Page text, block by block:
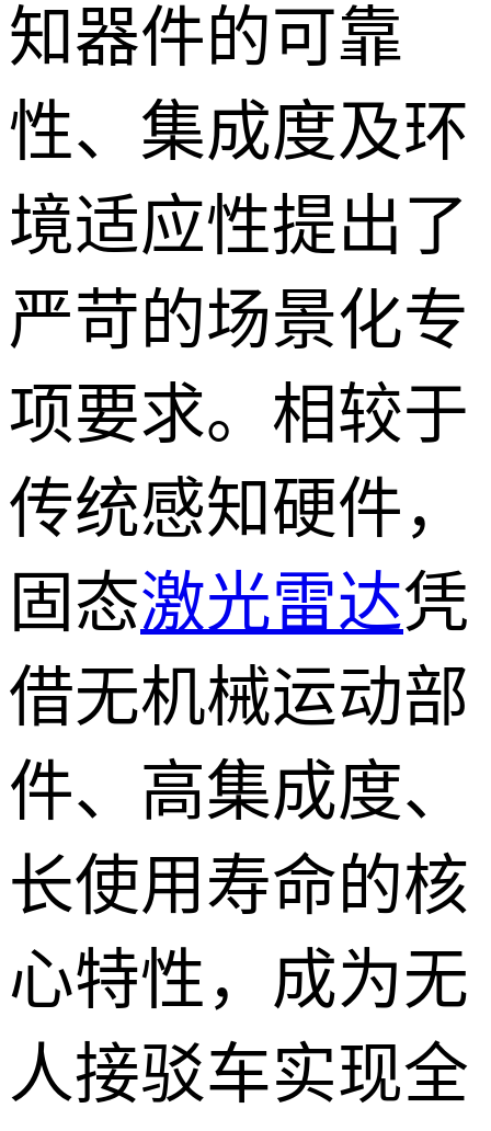
知器件的可靠
性、集成度及环
境适应性提出了
严苛的场景化专
项要求。相较于
传统感知硬件，
固态激光雷达凭
借无机械运动部
件、高集成度、
长使用寿命的核
心特性，成为无
人接驳车实现全